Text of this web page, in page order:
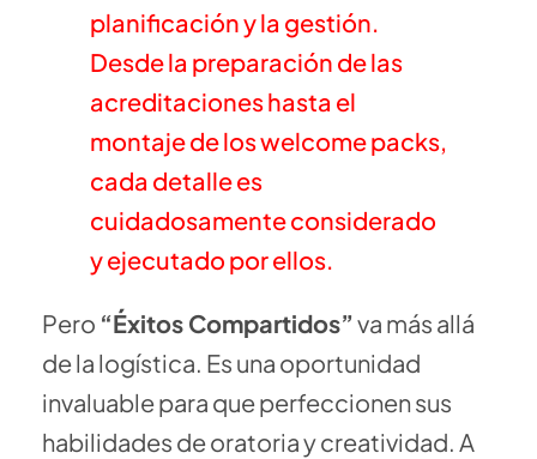
planificación y la gestión.
Desde la preparación de las
acreditaciones hasta el
montaje de los welcome packs,
cada detalle es
cuidadosamente considerado
y ejecutado por ellos.
Pero “Éxitos Compartidos”va más allá
de la logística. Es una oportunidad
invaluable para que perfeccionen sus
habilidades de oratoria y creatividad. A
HISTORIAS